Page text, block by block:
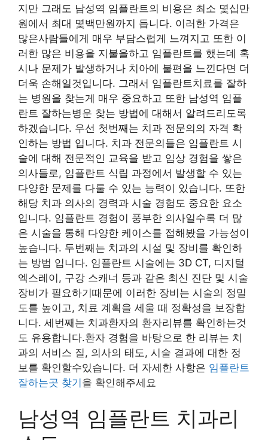
지만 그래도 남성역 임플란트의 비용은 최소 몇십만
원에서 최대 몇백만원까지 듭니다. 이러한 가격은
많은사람들에게 매우 부담스럽게 느껴지고 또한 이
러한 많은 비용을 지불을하고 임플란트를 했는데 혹
시나 문제가 발생하거나 치아에 불편을 느낀다면 더
더욱 손해일것입니다. 그래서 임플란트치료를 잘하
는 병원을 찾는게 매우 중요하고 또한 남성역 임플
란트 잘하는병운 찾는 방법에 대해서 알려드리도록
하겠습니다. 우선 첫번째는 치과 전문의의 자격 확
인하는 방법 입니다. 치과 전문의들은 임플란트 시
술에 대해 전문적인 교육을 받고 임상 경험을 쌓은
의사들로, 임플란트 식립 과정에서 발생할 수 있는
다양한 문제를 다룰 수 있는 능력이 있습니다. 또한
해당 치과 의사의 경력과 시술 경험도 중요한 요소
입니다. 임플란트 경험이 풍부한 의사일수록 더 많
은 시술을 통해 다양한 케이스를 접해봤을 가능성이
높습니다. 두번째는 치과의 시설 및 장비를 확인하
는 방법 입니다. 임플란트 시술에는 3D CT, 디지털
엑스레이, 구강 스캐너 등과 같은 최신 진단 및 시술
장비가 필요하기때문에 이러한 장비는 시술의 정밀
도를 높이고, 치료 계획을 세울 때 정확성을 보장합
니다. 세번째는 치과환자의 환자리뷰를 확인하는것
도 유용합니다.환자 경험을 바탕으로 한 리뷰는 치
과의 서비스 질, 의사의 태도, 시술 결과에 대한 정
보를 확인할수있습니다. 더 자세한 사항은 임플란트
잘하는곳 찾기을 확인해주세요
남성역 임플란트 치과리